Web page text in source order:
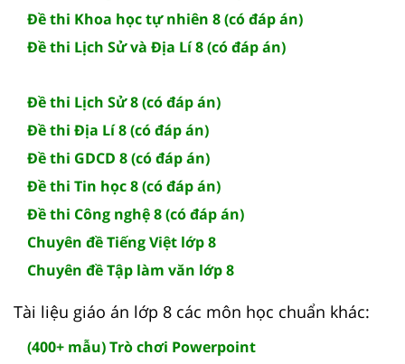
Đề thi Khoa học tự nhiên 8 (có đáp án)
Đề thi Lịch Sử và Địa Lí 8 (có đáp án)
Đề thi Lịch Sử 8 (có đáp án)
Đề thi Địa Lí 8 (có đáp án)
Đề thi GDCD 8 (có đáp án)
Đề thi Tin học 8 (có đáp án)
Đề thi Công nghệ 8 (có đáp án)
Chuyên đề Tiếng Việt lớp 8
Chuyên đề Tập làm văn lớp 8
Tài liệu giáo án lớp 8 các môn học chuẩn khác:
(400+ mẫu) Trò chơi Powerpoint